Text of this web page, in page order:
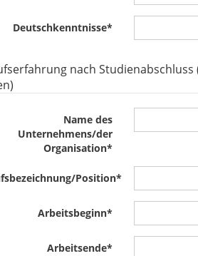
Deutschkenntnisse*
nach
Name des
Unternehmens/der
Organisation*
Position*
Arbeitsbeginn*
Arbeitsende*